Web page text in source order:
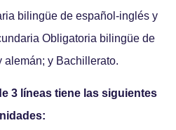
bilingüe de español-inglés y
Obligatoria bilingüe de
alemán; y Bachillerato.
3 líneas tiene las siguientes